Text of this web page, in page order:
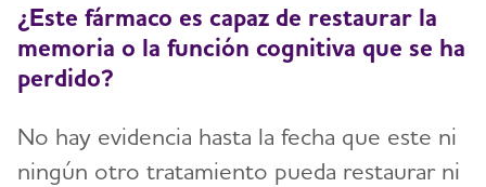
¿Este fármaco es capaz de restaurar la
memoria o la función cognitiva que se ha
perdido?
No hay evidencia hasta la fecha que este ni
ningún otro tratamiento pueda restaurar ni